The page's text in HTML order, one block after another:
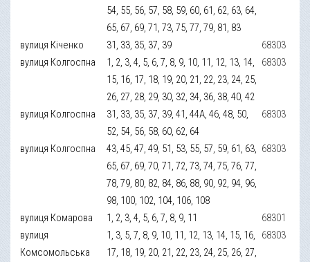
54, 55, 56, 57, 58, 59, 60, 61, 62, 63, 64,
65, 67, 69, 71, 73, 75, 77, 79, 81, 83
вулиця Кіченко 31, 33, 35, 37, 39
68303
вулиця Колгоспна
1, 2, 3, 4, 5, 6, 7, 8, 9, 10, 11, 12, 13, 14,
15, 16, 17, 18, 19, 20, 21, 22, 23, 24, 25,
26, 27, 28, 29, 30, 32, 34, 36, 38, 40, 42
68303
вулиця Колгоспна
31, 33, 35, 37, 39, 41, 44А, 46, 48, 50,
52, 54, 56, 58, 60, 62, 64
68303
вулиця Колгоспна
43, 45, 47, 49, 51, 53, 55, 57, 59, 61, 63,
65, 67, 69, 70, 71, 72, 73, 74, 75, 76, 77,
78, 79, 80, 82, 84, 86, 88, 90, 92, 94, 96,
98, 100, 102, 104, 106, 108
68303
вулиця Комарова 1, 2, 3, 4, 5, 6, 7, 8, 9, 11
68301
вулиця
Комсомольська
1, 3, 5, 7, 8, 9, 10, 11, 12, 13, 14, 15, 16,
17, 18, 19, 20, 21, 22, 23, 24, 25, 26, 27,
68303